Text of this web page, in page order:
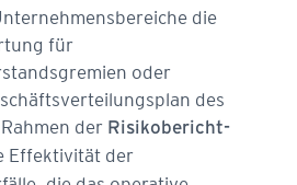
die
für
oder
des
der Risikobericht­
Effektivität der